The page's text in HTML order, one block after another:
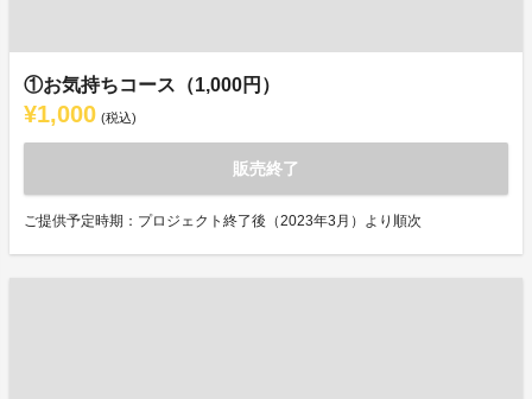
①お気持ちコース（1,000円）
¥1,000 (税込)
販売終了
ご提供予定時期：プロジェクト終了後（2023年3月）より順次